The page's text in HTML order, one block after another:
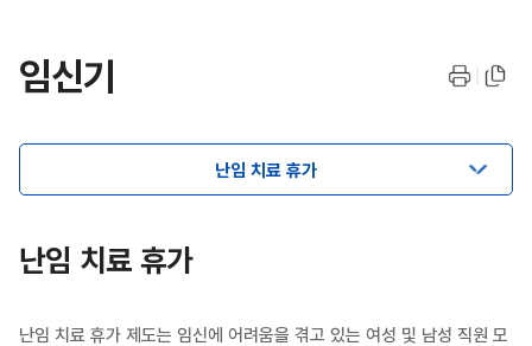
임신기
난임 치료 휴가
난임 치료 휴가
난임 치료 휴가 제도는 임신에 어려움을 겪고 있는 여성 및 남성 직원 모